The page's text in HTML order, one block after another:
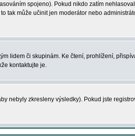
spojeno). Pokud nikdo zatím
tak může učinit jen moderátor nebo
lidem či skupinám. Ke čtení, prohlížení,
kontaktujte je.
nebyly zkresleny výsledky). Pokud jste